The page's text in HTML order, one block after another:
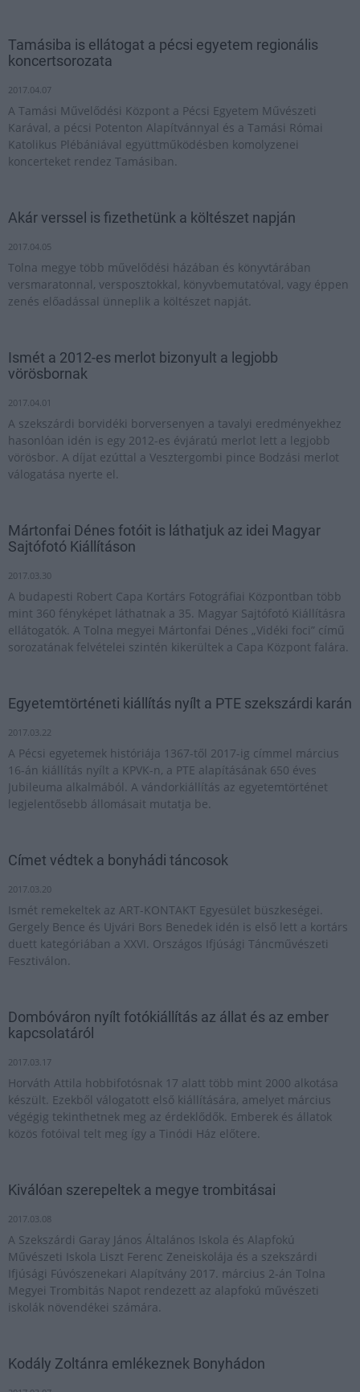
Tamásiba is ellátogat a pécsi egyetem regionális
koncertsorozata
2017.04.07
A Tamási Művelődési Központ a Pécsi Egyetem Művészeti
Karával, a pécsi Potenton Alapítvánnyal és a Tamási Római
Katolikus Plébániával együttműködésben komolyzenei
koncerteket rendez Tamásiban.
Akár verssel is fizethetünk a költészet napján
2017.04.05
Tolna megye több művelődési házában és könyvtárában
versmaratonnal, versposztokkal, könyvbemutatóval, vagy éppen
zenés előadással ünneplik a költészet napját.
Ismét a 2012-es merlot bizonyult a legjobb
vörösbornak
2017.04.01
A szekszárdi borvidéki borversenyen a tavalyi eredményekhez
hasonlóan idén is egy 2012-es évjáratú merlot lett a legjobb
vörösbor. A díjat ezúttal a Vesztergombi pince Bodzási merlot
válogatása nyerte el.
Mártonfai Dénes fotóit is láthatjuk az idei Magyar
Sajtófotó Kiállításon
2017.03.30
A budapesti Robert Capa Kortárs Fotográfiai Központban több
mint 360 fényképet láthatnak a 35. Magyar Sajtófotó Kiállításra
ellátogatók. A Tolna megyei Mártonfai Dénes „Vidéki foci” című
sorozatának felvételei szintén kikerültek a Capa Központ falára.
Egyetemtörténeti kiállítás nyílt a PTE szekszárdi karán
2017.03.22
A Pécsi egyetemek históriája 1367-től 2017-ig címmel március
16-án kiállítás nyílt a KPVK-n, a PTE alapításának 650 éves
Jubileuma alkalmából. A vándorkiállítás az egyetemtörténet
legjelentősebb állomásait mutatja be.
Címet védtek a bonyhádi táncosok
2017.03.20
Ismét remekeltek az ART-KONTAKT Egyesület büszkeségei.
Gergely Bence és Ujvári Bors Benedek idén is első lett a kortárs
duett kategóriában a XXVI. Országos Ifjúsági Táncművészeti
Fesztiválon.
Dombóváron nyílt fotókiállítás az állat és az ember
kapcsolatáról
2017.03.17
Horváth Attila hobbifotósnak 17 alatt több mint 2000 alkotása
készült. Ezekből válogatott első kiállítására, amelyet március
végégig tekinthetnek meg az érdeklődők. Emberek és állatok
közös fotóival telt meg így a Tinódi Ház előtere.
Kiválóan szerepeltek a megye trombitásai
2017.03.08
A Szekszárdi Garay János Általános Iskola és Alapfokú
Művészeti Iskola Liszt Ferenc Zeneiskolája és a szekszárdi
Ifjúsági Fúvószenekari Alapítvány 2017. március 2-án Tolna
Megyei Trombitás Napot rendezett az alapfokú művészeti
iskolák növendékei számára.
Kodály Zoltánra emlékeznek Bonyhádon